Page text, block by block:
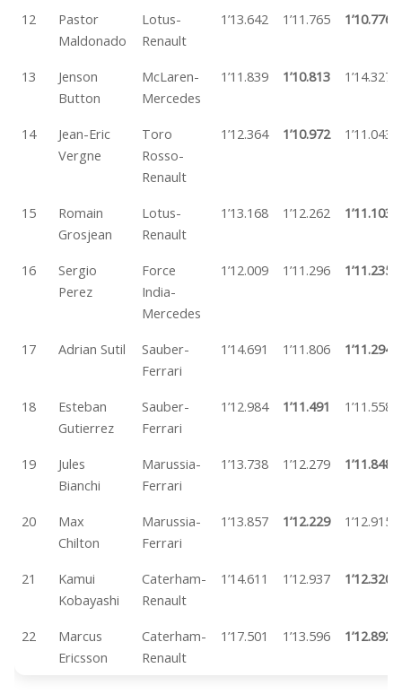
12
Pastor
Maldonado
Lotus-
Renault
1’13.642 1’11.765 1’10.776
13
Jenson
Button
McLaren-
Mercedes
1’11.839 1’10.813 1’14.327
14
Jean-Eric
Vergne
Toro
Rosso-
Renault
1’12.364 1’10.972 1’11.043
15
Romain
Grosjean
Lotus-
Renault
1’13.168 1’12.262 1’11.103
16
Sergio
Perez
Force
India-
Mercedes
1’12.009 1’11.296 1’11.235
17 Adrian Sutil
Sauber-
Ferrari
1’14.691 1’11.806 1’11.294
18
Esteban
Gutierrez
Sauber-
Ferrari
1’12.984 1’11.491 1’11.558
19
Jules
Bianchi
Marussia-
Ferrari
1’13.738 1’12.279 1’11.848
20
Max
Chilton
Marussia-
Ferrari
1’13.857 1’12.229 1’12.915
21
Kamui
Kobayashi
Caterham-
Renault
1’14.611 1’12.937 1’12.320
22
Marcus
Ericsson
Caterham-
Renault
1’17.501 1’13.596 1’12.892